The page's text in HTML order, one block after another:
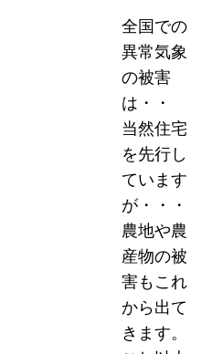
全国での
異常気象
の被害
は・・
当然住宅
を先行し
ています
が・・・
農地や農
産物の被
害もこれ
から出て
きます。